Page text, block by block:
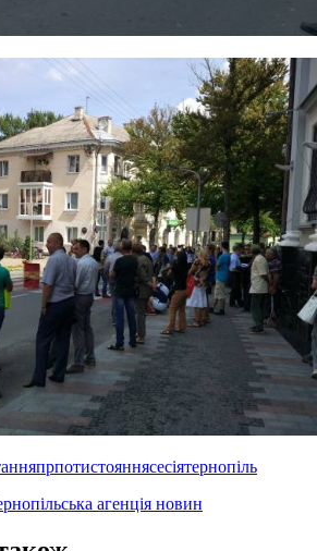
прпотистояннясесіятернопіль
агенція новин